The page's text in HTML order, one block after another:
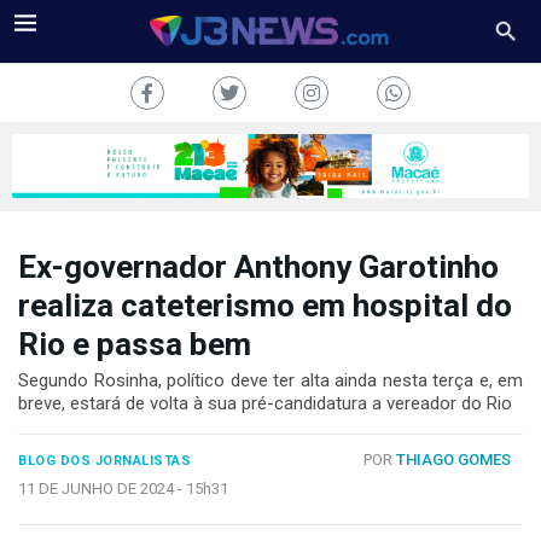
COLUNAS
FALE
CONOSCO
Copyright
2024
Ex-governador Anthony Garotinho
realiza cateterismo em hospital do
Rio e passa bem
Segundo Rosinha, político deve ter alta ainda nesta terça e, em
breve, estará de volta à sua pré-candidatura a vereador do Rio
BLOG DOS JORNALISTAS POR THIAGO GOMES
11 DE JUNHO DE 2024 - 15h31